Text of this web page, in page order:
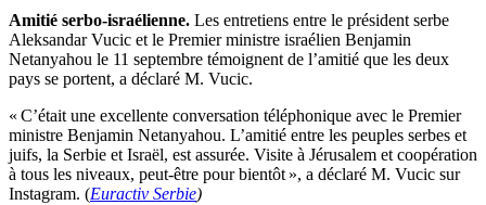
Amitié serbo-israélienne. Les entretiens entre le président serbe
Aleksandar Vucic et le Premier ministre israélien Benjamin
Netanyahou le 11 septembre témoignent de l’amitié que les deux
pays se portent, a déclaré M. Vucic.
« C’était une excellente conversation téléphonique avec le Premier
ministre Benjamin Netanyahou. L’amitié entre les peuples serbes et
juifs, la Serbie et Israël, est assurée. Visite à Jérusalem et coopération
à tous les niveaux, peut-être pour bientôt », a déclaré M. Vucic sur
Instagram. (Euractiv Serbie)